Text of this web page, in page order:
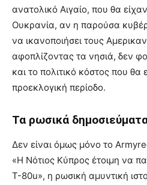
ανατολικό Αιγαίο, που θα
Ουκρανία, αν η παρούσα
να ικανοποιήσει τους
αφοπλίζοντας τα νησιά, δεν
και το πολιτικό κόστος που θα
προεκλογική περίοδο.
Τα ρωσικά
Δεν είναι όμως μόνο το
«Η Νότιος Κύπρος έτοιμη να
Τ-80u», η ρωσική αμυντική